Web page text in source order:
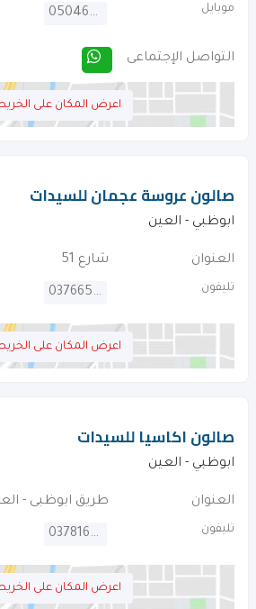
موبايل 0504610102
التواصل الإجتماعى
اعرض المكان على
صالون عروسة عجمان للسيدات
ابوظبي - العين
العنوان شارع 51
تليفون 037665212
اعرض المكان على
صالون اكاسيا للسيدات
ابوظبي - العين
العنوان طريق ابوظبى -
تليفون 037816063
اعرض المكان على